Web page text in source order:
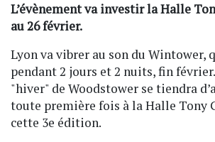
L’évènement va investir la Halle
au 26 février.
Lyon va vibrer au son du Wintower,
pendant 2 jours et 2 nuits, fin
"hiver" de Woodstower se tiendra
toute première fois à la Halle Tony
cette 3e édition.